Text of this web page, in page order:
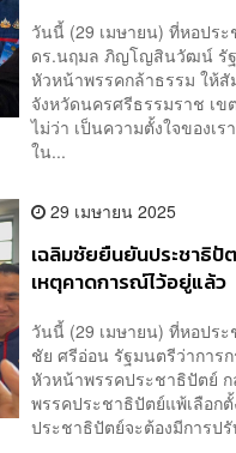
วันนี้ (29 เมษายน) ที่หอปร
ดร.นฤมล ภิญโญสินวัฒน์ รัฐ
หัวหน้าพรรคกล้าธรรม ให้
จังหวัดนครศรีธรรมราช เ
ไม่ว่า เป็นความตั้งใจของเ
ใน...
29 เมษายน 2025
เฉลิมชัยยืนยันประชาธิ
เหตุคาดการณ์ไว้อยู่แล้ว
วันนี้ (29 เมษายน) ที่หอปร
ชัย ศรีอ่อน รัฐมนตรีว่าการ
หัวหน้าพรรคประชาธิปัตย์
พรรคประชาธิปัตย์แพ้เลือก
ประชาธิปัตย์จะต้องมีการป